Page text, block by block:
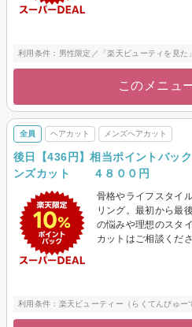
利用条件：男性限定／「楽天ビューティを見た
このメニュ
全員 ヘアカット メンズヘアカット
後日【436円】相当ポイントバ
ンズカット ４８００円
骨格やライフスタイ
リング。最初から最
の悩みや理想のスタ
カットはご相談くださ
利用条件：楽天ビューティー（らくてんびゅー